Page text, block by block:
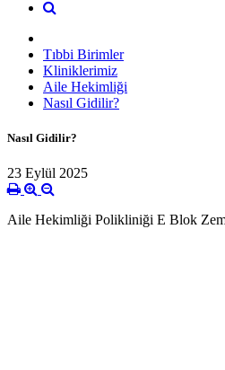
Tıbbi Birimler
Kliniklerimiz
Aile Hekimliği
Nasıl Gidilir?
Nasıl Gidilir?
23 Eylül 2025
Aile Hekimliği Polikliniği E Blok